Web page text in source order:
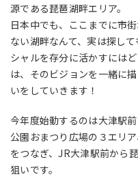
源である琵琶湖畔エリア。
日本中でも、ここまでに市
ない湖畔なんて、実は探し
シャルを存分に活かすには
は、そのビジョンを一緒に
いをしていきます！
今年度始動するのは大津駅
公園おまつり広場の３エリ
をつなぎ、JR大津駅前から
狙いです。